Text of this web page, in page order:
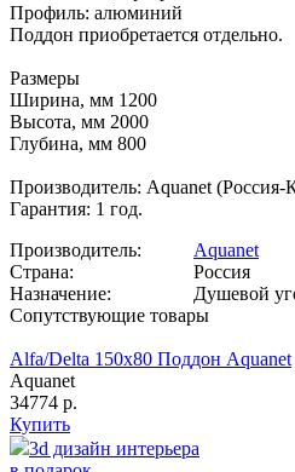
Профиль: алюминий
Поддон приобретается отдельно.
Размеры
Ширина, мм 1200
Высота, мм 2000
Глубина, мм 800
Производитель: Aquanet (Россия-
Гарантия: 1 год.
Производитель:
Aquanet
Страна:
Россия
Назначение:
Душевой
Сопутствующие товары
Alfa/Delta 150х80 Поддон Aquanet
Aquanet
34774 р.
Купить
3d дизайн интерьера